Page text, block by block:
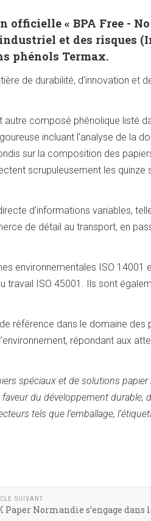
« BPA Free -
et des risques
phénols Termax.
de durabilité, d’innovation et
composé phénolique listé
incluant l’analyse de la
sur la composition des
scrupuleusement les quinze
d’informations variables,
de détail au transport, en
environnementales ISO 14001
travail ISO 45001. Ils sont
référence dans le domaine des
répondant aux
spéciaux et de solutions
du développement durable,
tels que l’emballage,
SUIVANT
Paper Normandie s’engage dans